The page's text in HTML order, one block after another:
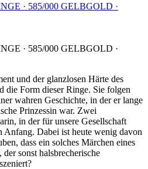
· 585/000 GELBGOLD ·
· 585/000 GELBGOLD ·
und der glanzlosen Härte des
die Form dieser Ringe. Sie folgen
wahren Geschichte, in der er lange
Prinzessin war. Zwei
in der für unsere Gesellschaft
Anfang. Dabei ist heute wenig davon
dass ein solches Märchen eines
sonst halsbrecherische